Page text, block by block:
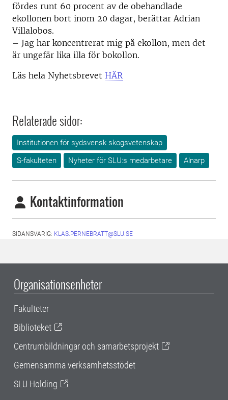
fördes runt 60 procent av de obehandlade
ekollonen bort inom 20 dagar, berättar Adrian
Villalobos.
– Jag har koncentrerat mig på ekollon, men det
är ungefär lika illa för bokollon.
Läs hela Nyhetsbrevet HÄR
Relaterade sidor:
Institutionen för sydsvensk skogsvetenskap
S-fakulteten
Nyheter för SLU:s medarbetare Alnarp
Kontaktinformation
SIDANSVARIG: KLAS.PERNEBRATT@SLU.SE
Organisationsenheter
Fakulteter
Biblioteket
Centrumbildningar och samarbetsprojekt
Gemensamma verksamhetsstödet
SLU Holding